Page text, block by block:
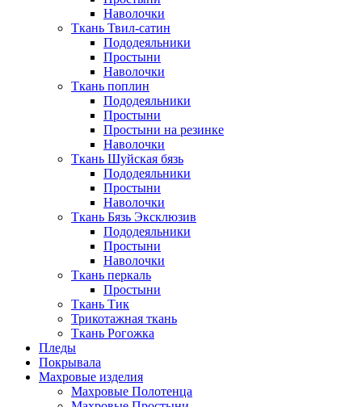
Наволочки
Ткань Твил-сатин
Пододеяльники
Простыни
Наволочки
Ткань поплин
Пододеяльники
Простыни
Простыни на резинке
Наволочки
Ткань Шуйская бязь
Пододеяльники
Простыни
Наволочки
Ткань Бязь Эксклюзив
Пододеяльники
Простыни
Наволочки
Ткань перкаль
Простыни
Ткань Тик
Трикотажная ткань
Ткань Рогожка
Пледы
Покрывала
Махровые изделия
Махровые Полотенца